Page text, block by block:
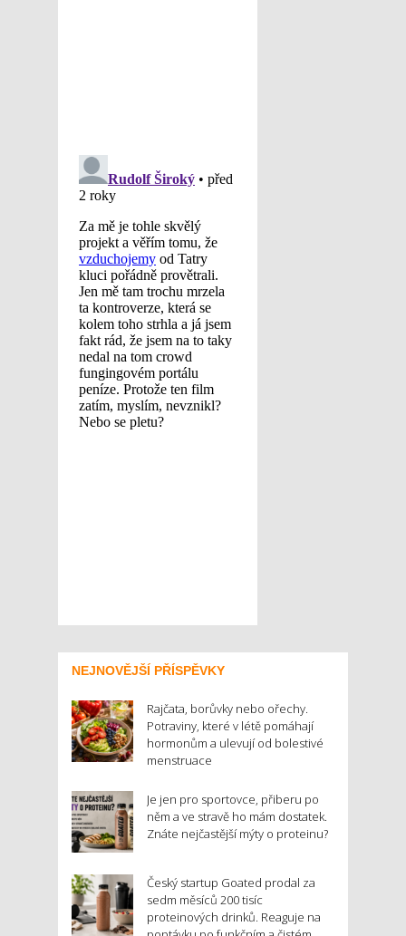
NEJNOVĚJŠÍ PŘÍSPĚVKY
Rajčata, borůvky nebo ořechy.
Potraviny, které v létě pomáhají
hormonům a ulevují od bolestivé
menstruace
Je jen pro sportovce, přiberu po
něm a ve stravě ho mám dostatek.
Znáte nejčastější mýty o proteinu?
Český startup Goated prodal za
sedm měsíců 200 tisíc
proteinových drinků. Reaguje na